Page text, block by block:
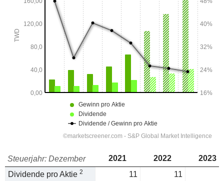
Steuerjahr: Dezember 2021 2022
2023
Dividende pro Aktie 2 11 11